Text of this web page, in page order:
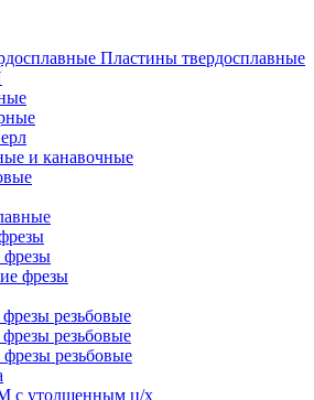
Пластины твердосплавные
и канавочные
фрезы
фрезы
резьбовые
резьбовые
резьбовые
c утолщенным ц/х